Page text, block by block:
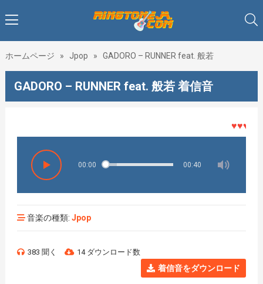
ホームページ » Jpop » GADORO – RUNNER feat. 般若
GADORO – RUNNER feat. 般若 着信音
♥♥♥着メ
00:00 00:40
音楽の種類: Jpop
383 聞く 14 ダウンロード数
着信音をダウンロード